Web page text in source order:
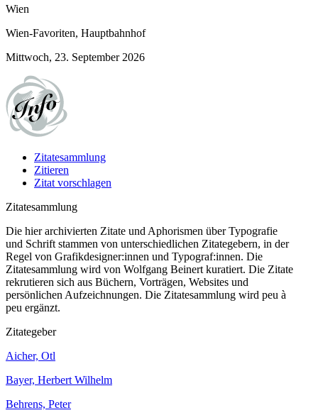
Wien
Wien-Favoriten, Hauptbahnhof
Mittwoch, 23. September 2026
Zitatesammlung
Zitieren
Zitat vorschlagen
Zitatesammlung
Die hier archivierten Zitate und Aphorismen über Typografie
und Schrift stammen von unterschiedlichen Zitategebern, in der
Regel von Grafikdesigner:innen und Typograf:innen. Die
Zitatesammlung wird von Wolfgang Beinert kuratiert. Die Zitate
rekrutieren sich aus Büchern, Vorträgen, Websites und
persönlichen Aufzeichnungen. Die Zitatesammlung wird peu à
peu ergänzt.
Zitategeber
Aicher, Otl
Bayer, Herbert Wilhelm
Behrens, Peter